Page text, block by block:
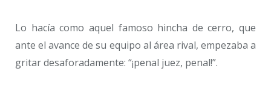
Lo hacía como aquel famoso hincha de cerro, que
ante el avance de su equipo al área rival, empezaba a
gritar desaforadamente: “¡penal juez, penal!”.